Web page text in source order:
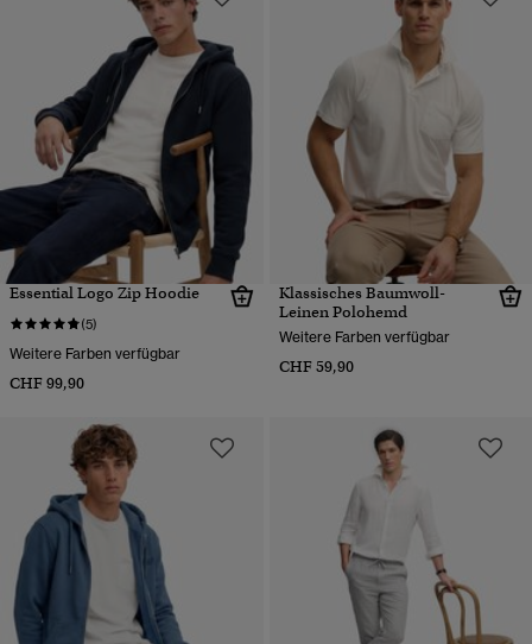
Essential Logo Zip Hoodie
(5)
Weitere Farben verfügbar
CHF 99,90
Klassisches Baumwoll-
Leinen Polohemd
Weitere Farben verfügbar
CHF 59,90